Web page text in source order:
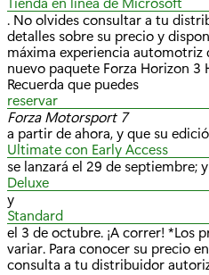
. No olvides consultar a tu
detalles sobre su precio y
máxima experiencia
nuevo paquete Forza Horizon 3
Recuerda que puedes
reservar
Forza Motorsport 7
a partir de ahora, y que su
Ultimate con Early Access
se lanzará el 29 de septiembre;
Deluxe
y
Standard
el 3 de octubre. ¡A correr! *Los
variar. Para conocer su precio
consulta a tu distribuidor